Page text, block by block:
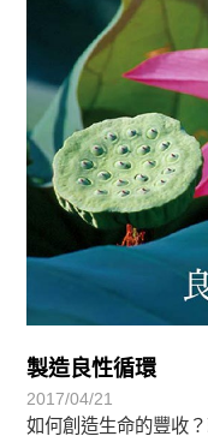
製造良性循環
2017/04/21
如何創造生命的豐收